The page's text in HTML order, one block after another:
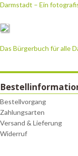
Darmstadt – Ein
Das Bürgerbuch für alle
Bestellvorgang
Zahlungsarten
Versand & Lieferung
Widerruf